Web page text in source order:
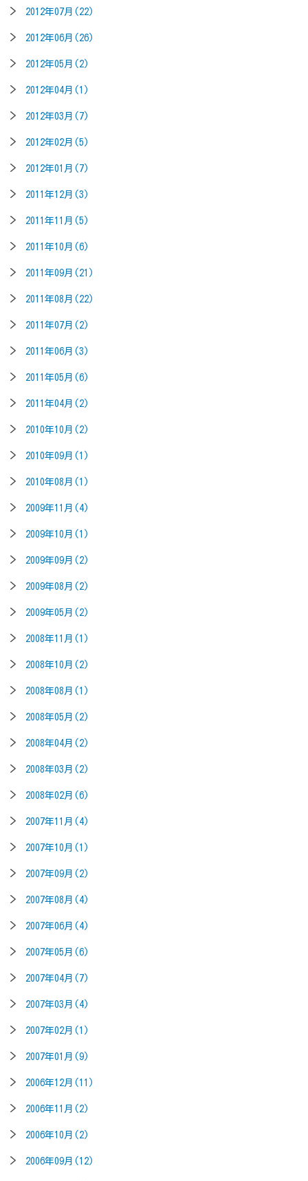
2012年07月(22)
2012年06月(26)
2012年05月(2)
2012年04月(1)
2012年03月(7)
2012年02月(5)
2012年01月(7)
2011年12月(3)
2011年11月(5)
2011年10月(6)
2011年09月(21)
2011年08月(22)
2011年07月(2)
2011年06月(3)
2011年05月(6)
2011年04月(2)
2010年10月(2)
2010年09月(1)
2010年08月(1)
2009年11月(4)
2009年10月(1)
2009年09月(2)
2009年08月(2)
2009年05月(2)
2008年11月(1)
2008年10月(2)
2008年08月(1)
2008年05月(2)
2008年04月(2)
2008年03月(2)
2008年02月(6)
2007年11月(4)
2007年10月(1)
2007年09月(2)
2007年08月(4)
2007年06月(4)
2007年05月(6)
2007年04月(7)
2007年03月(4)
2007年02月(1)
2007年01月(9)
2006年12月(11)
2006年11月(2)
2006年10月(2)
2006年09月(12)